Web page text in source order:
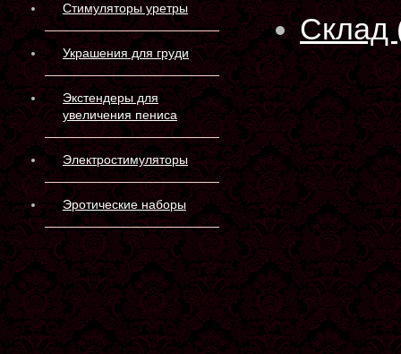
Стимуляторы уретры
Украшения для груди
Экстендеры для
увеличения пениса
Электростимуляторы
Эротические наборы
Склад